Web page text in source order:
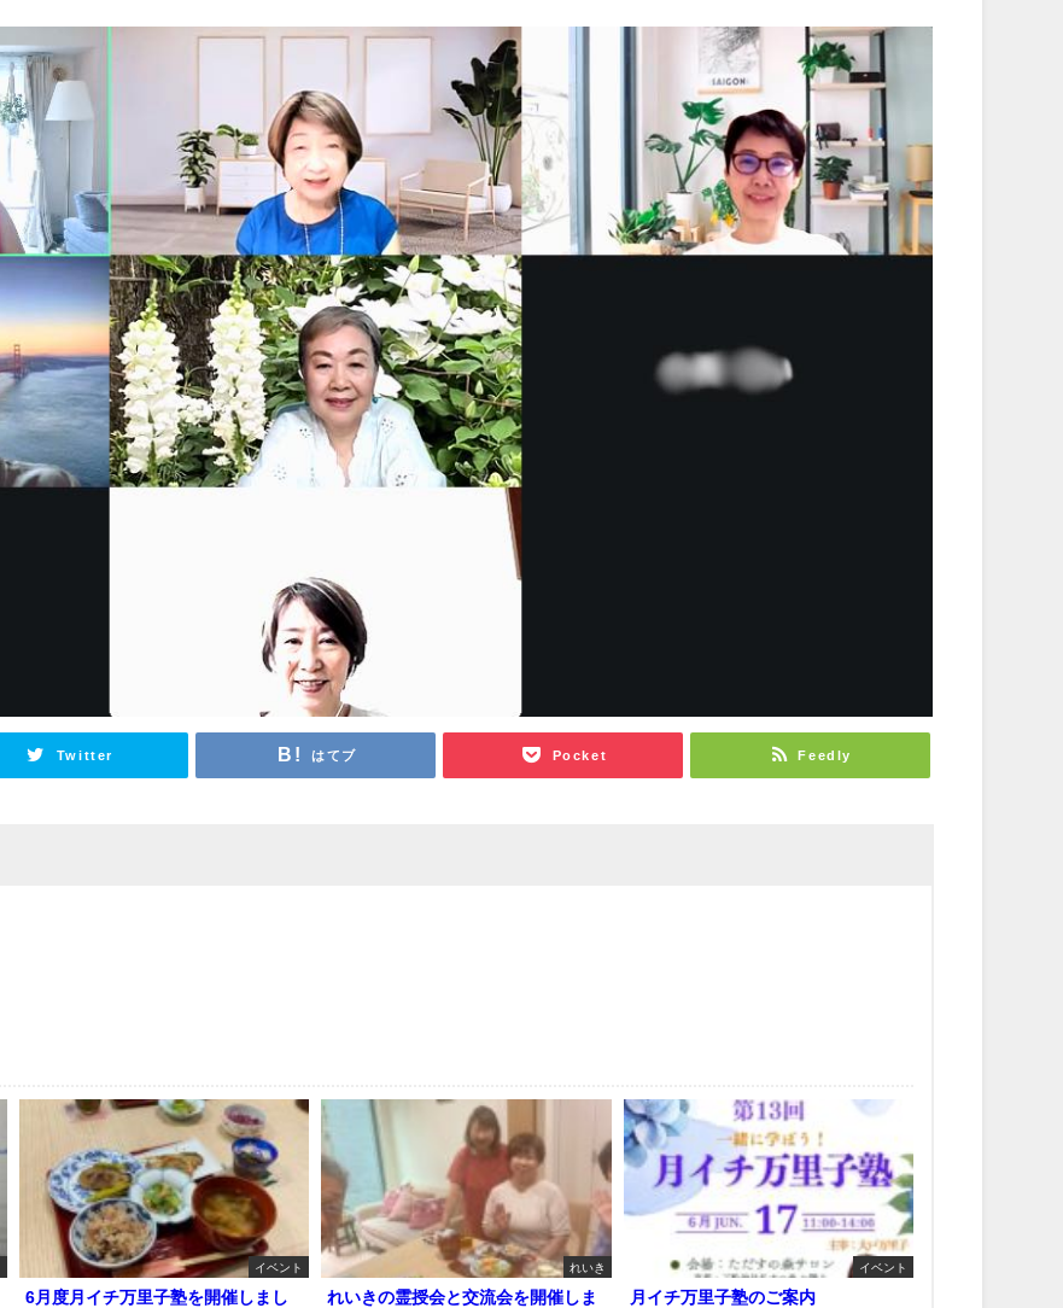
Twitter はてブ Pocket Feedly
イベント
6月度月イチ万里子塾を開催しまし
れいき
れいきの霊授会と交流会を開催しま
イベント
月イチ万里子塾のご案内